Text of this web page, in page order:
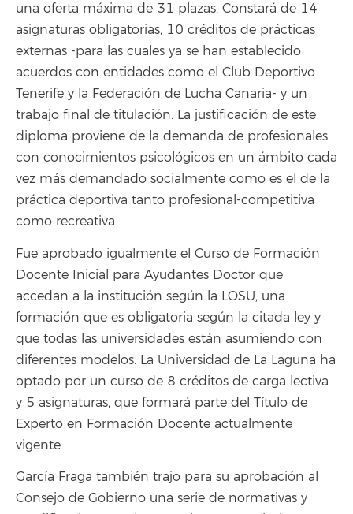
una oferta máxima de 31 plazas. Constará de 14
asignaturas obligatorias, 10 créditos de prácticas
externas -para las cuales ya se han establecido
acuerdos con entidades como el Club Deportivo
Tenerife y la Federación de Lucha Canaria- y un
trabajo final de titulación. La justificación de este
diploma proviene de la demanda de profesionales
con conocimientos psicológicos en un ámbito cada
vez más demandado socialmente como es el de la
práctica deportiva tanto profesional-competitiva
como recreativa.
Fue aprobado igualmente el Curso de Formación
Docente Inicial para Ayudantes Doctor que
accedan a la institución según la LOSU, una
formación que es obligatoria según la citada ley y
que todas las universidades están asumiendo con
diferentes modelos. La Universidad de La Laguna ha
optado por un curso de 8 créditos de carga lectiva
y 5 asignaturas, que formará parte del Título de
Experto en Formación Docente actualmente
vigente.
García Fraga también trajo para su aprobación al
Consejo de Gobierno una serie de normativas y